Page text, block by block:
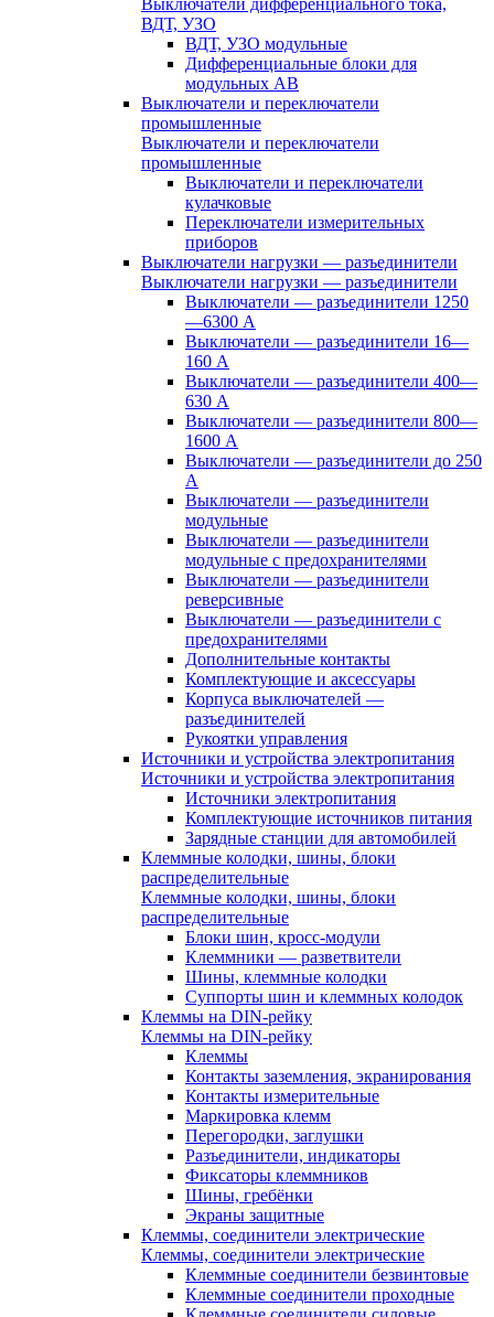
Выключатели дифференциального тока,
ВДТ, УЗО
ВДТ, УЗО модульные
Дифференциальные блоки для
модульных АВ
Выключатели и переключатели
промышленные
Выключатели и переключатели
промышленные
Выключатели и переключатели
кулачковые
Переключатели измерительных
приборов
Выключатели нагрузки — разъединители
Выключатели нагрузки — разъединители
Выключатели — разъединители 1250
—6300 А
Выключатели — разъединители 16—
160 А
Выключатели — разъединители 400—
630 А
Выключатели — разъединители 800—
1600 А
Выключатели — разъединители до 250
А
Выключатели — разъединители
модульные
Выключатели — разъединители
модульные с предохранителями
Выключатели — разъединители
реверсивные
Выключатели — разъединители с
предохранителями
Дополнительные контакты
Комплектующие и аксессуары
Корпуса выключателей —
разъединителей
Рукоятки управления
Источники и устройства электропитания
Источники и устройства электропитания
Источники электропитания
Комплектующие источников питания
Зарядные станции для автомобилей
Клеммные колодки, шины, блоки
распределительные
Клеммные колодки, шины, блоки
распределительные
Блоки шин, кросс-модули
Клеммники — разветвители
Шины, клеммные колодки
Суппорты шин и клеммных колодок
Клеммы на DIN-рейку
Клеммы на DIN-рейку
Клеммы
Контакты заземления, экранирования
Контакты измерительные
Маркировка клемм
Перегородки, заглушки
Разъединители, индикаторы
Фиксаторы клеммников
Шины, гребёнки
Экраны защитные
Клеммы, соединители электрические
Клеммы, соединители электрические
Клеммные соединители безвинтовые
Клеммные соединители проходные